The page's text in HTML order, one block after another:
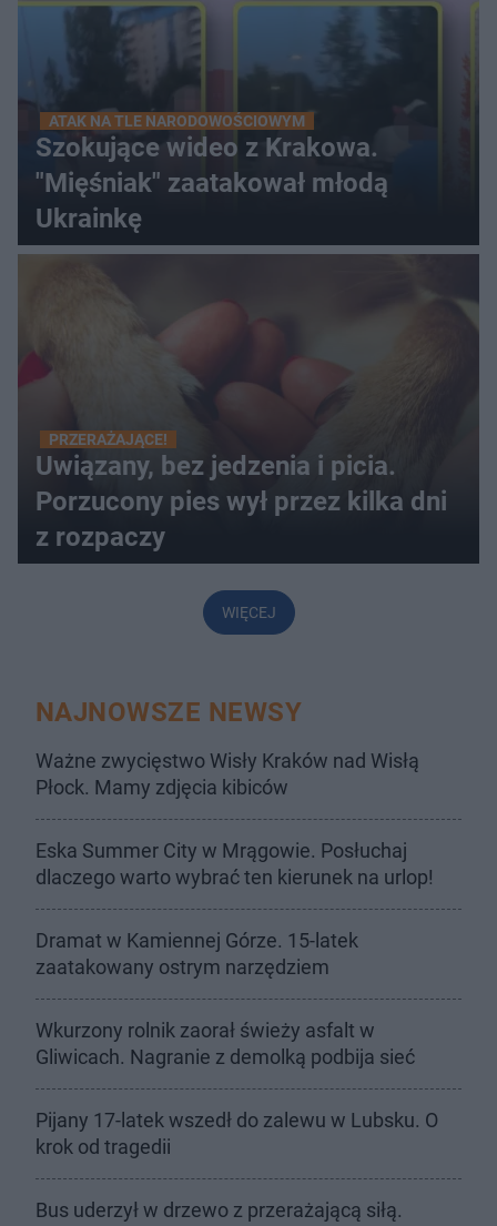
ATAK NA TLE NARODOWOŚCIOWYM
Szokujące wideo z Krakowa.
"Mięśniak" zaatakował młodą
Ukrainkę
PRZERAŻAJĄCE!
Uwiązany, bez jedzenia i picia.
Porzucony pies wył przez kilka dni
z rozpaczy
WIĘCEJ
NAJNOWSZE NEWSY
Ważne zwycięstwo Wisły Kraków nad Wisłą
Płock. Mamy zdjęcia kibiców
Eska Summer City w Mrągowie. Posłuchaj
dlaczego warto wybrać ten kierunek na urlop!
Dramat w Kamiennej Górze. 15-latek
zaatakowany ostrym narzędziem
Wkurzony rolnik zaorał świeży asfalt w
Gliwicach. Nagranie z demolką podbija sieć
Pijany 17-latek wszedł do zalewu w Lubsku. O
krok od tragedii
Bus uderzył w drzewo z przerażającą siłą.